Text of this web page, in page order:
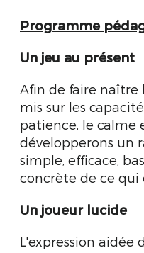
Programme
Un jeu au présent
Afin de faire naître
mis sur les
patience, le calme
développerons un
simple, efficace,
concrète de ce qui
Un joueur lucide
L'expression aidée